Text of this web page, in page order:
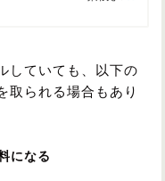
していても、以下の
取られる場合もあり
になる